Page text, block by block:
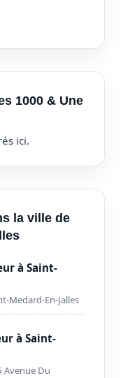
1000 & Une
ici.
la ville de
à Saint-
Medard-En-Jalles
à Saint-
Avenue Du